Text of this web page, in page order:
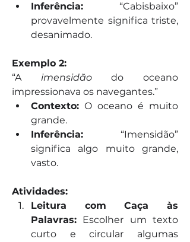
Inferência: “Cabisbaixo”
provavelmente significa triste,
desanimado.
Exemplo 2:
“A imensidão do oceano
impressionava os navegantes.”
Contexto: O oceano é muito
grande.
Inferência: “Imensidão”
significa algo muito grande,
vasto.
Atividades:
Leitura com Caça às
Palavras: Escolher um texto
curto e circular algumas